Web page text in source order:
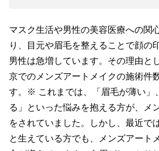
マスク生活や男性の美容医療への関
り、目元や眉毛を整えることで顔の
男性は急増しています。その理由と
京でのメンズアートメイクの施術件
す。※ これまでは、「眉毛が薄い」
る」といった悩みを抱える方が、メ
をされていました。しかし、最近で
と生えている方でも、メンズアート